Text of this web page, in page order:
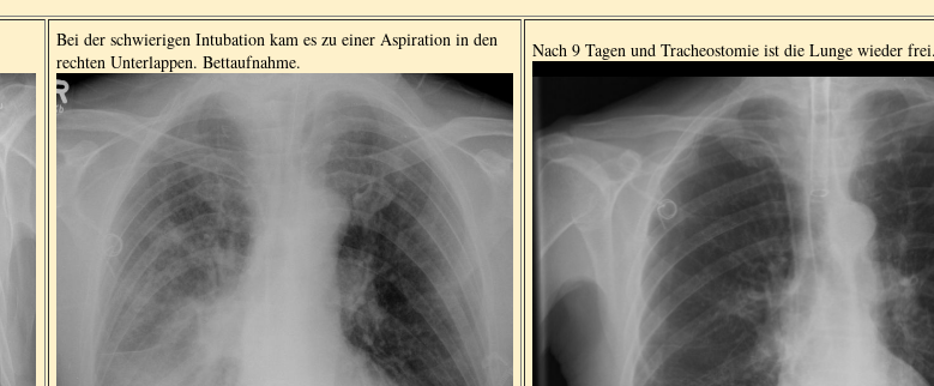
Bei der schwierigen Intubation kam es zu einer Aspiration in den
rechten Unterlappen. Bettaufnahme.
Nach 9 Tagen und Tracheostomie ist die Lunge wieder